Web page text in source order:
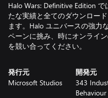
Halo Wars: Definitive Edition
たな実績と全てのダウンロー
ます。Halo ユニバースの強力
ペーンに挑み、時にオンライ
を競い合ってください。
発行元
Microsoft Studios
開発元
343